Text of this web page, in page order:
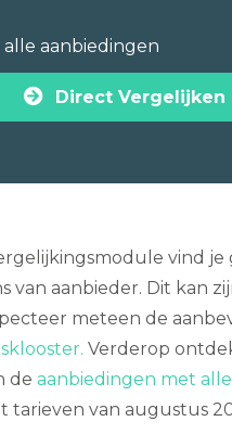
alle aanbiedingen
Direct Vergelijken
vind je
aanbieder. Dit kan
meteen de
Verderop
de aanbiedingen met
tarieven van augustus